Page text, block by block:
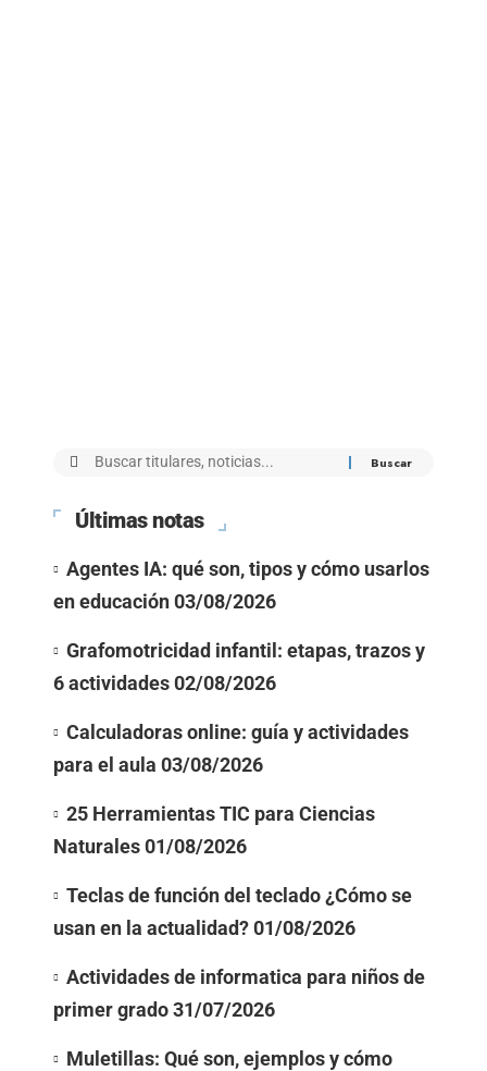
Últimas notas
Agentes IA: qué son, tipos y cómo usarlos
en educación03/08/2026
Grafomotricidad infantil: etapas, trazos y
6 actividades02/08/2026
Calculadoras online: guía y actividades
para el aula 03/08/2026
25 Herramientas TIC para Ciencias
Naturales01/08/2026
Teclas de función del teclado ¿Cómo se
usan en la actualidad?01/08/2026
Actividades de informatica para niños de
primer grado31/07/2026
Muletillas: Qué son, ejemplos y cómo